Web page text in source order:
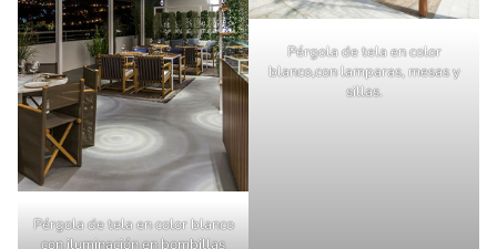
Pérgola de tela en color blanco
con iluminación en bombillas
Pérgola de tela en color
blanco,con lamparas, mesas y
sillas.